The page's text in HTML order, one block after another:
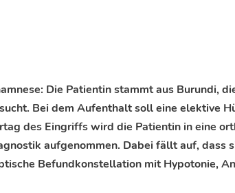
Die Patientin stammt aus Burundi,
Bei dem Aufenthalt soll eine elektive
des Eingriffs wird die Patientin in eine
aufgenommen. Dabei fällt auf, dass
Befundkonstellation mit Hypotonie,